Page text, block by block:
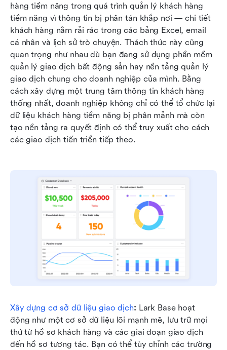
hàng tiềm năng trong quá trình quản lý khách hàng
tiềm năng vì thông tin bị phân tán khắp nơi — chi tiết
khách hàng nằm rải rác trong các bảng Excel, email
cá nhân và lịch sử trò chuyện. Thách thức này cũng
quan trọng như nhau dù bạn đang sử dụng phần mềm
quản lý giao dịch bất động sản hay nền tảng quản lý
giao dịch chung cho doanh nghiệp của mình. Bằng
cách xây dựng một trung tâm thông tin khách hàng
thống nhất, doanh nghiệp không chỉ có thể tổ chức lại
dữ liệu khách hàng tiềm năng bị phân mảnh mà còn
tạo nền tảng ra quyết định có thể truy xuất cho cách
các giao dịch tiến triển tiếp theo.
Xây dựng cơ sở dữ liệu giao dịch: Lark Base hoạt
động như một cơ sở dữ liệu lõi mạnh mẽ, lưu trữ mọi
thứ từ hồ sơ khách hàng và các giai đoạn giao dịch
đến hồ sơ tương tác. Bạn có thể tùy chỉnh các trường